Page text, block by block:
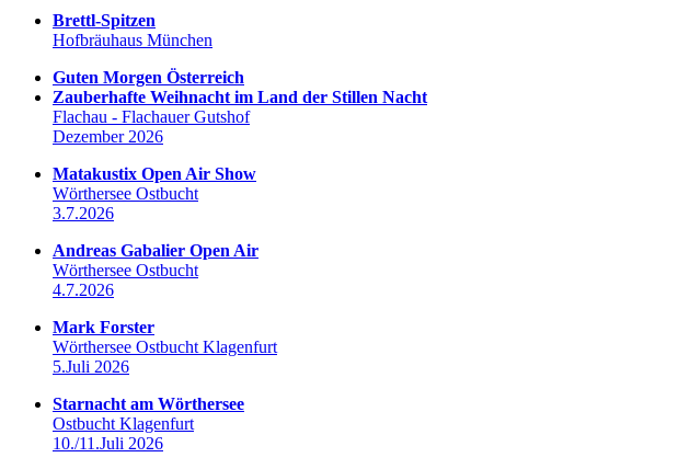
Brettl-Spitzen
Hofbräuhaus München
Guten Morgen Österreich
Zauberhafte Weihnacht im Land der Stillen Nacht
Flachau - Flachauer Gutshof
Dezember 2026
Matakustix Open Air Show
Wörthersee Ostbucht
3.7.2026
Andreas Gabalier Open Air
Wörthersee Ostbucht
4.7.2026
Mark Forster
Wörthersee Ostbucht Klagenfurt
5.Juli 2026
Starnacht am Wörthersee
Ostbucht Klagenfurt
10./11.Juli 2026